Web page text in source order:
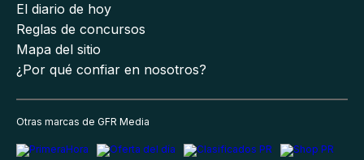
El diario de hoy
Reglas de concursos
Mapa del sitio
¿Por qué confiar en nosotros?
Otras marcas de GFR Media